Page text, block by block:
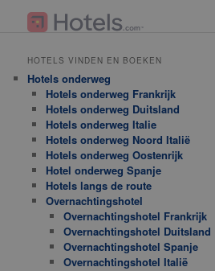
HOTELS VINDEN EN BOEKEN
Hotels onderweg
Hotels onderweg Frankrijk
Hotels onderweg Duitsland
Hotels onderweg Italie
Hotels onderweg Noord Italië
Hotels onderweg Oostenrijk
Hotel onderweg Spanje
Hotels langs de route
Overnachtingshotel
Overnachtingshotel Frankrijk
Overnachtingshotel Duitsland
Overnachtingshotel Spanje
Overnachtingshotel Italië